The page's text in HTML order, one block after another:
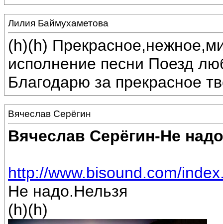
Лилия Баймухаметова
(h)(h)
исполнение песни Поезд
Благодарю за прекрасное
Вячеслав Серёгин
Вячеслав Серёгин-Не
http://www.bisound.com/
Не надо.Нельзя
(h)(h)